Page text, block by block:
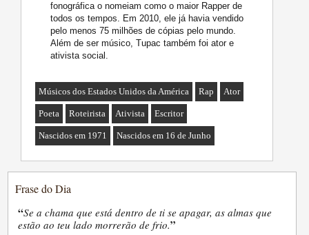
fonográfica o nomeiam como o maior Rapper de
todos os tempos. Em 2010, ele já havia vendido
pelo menos 75 milhões de cópias pelo mundo.
Além de ser músico, Tupac também foi ator e
ativista social.
Músicos dos Estados Unidos da América Rap Ator
Poeta Roteirista Ativista Escritor
Nascidos em 1971 Nascidos em 16 de Junho
Frase do Dia
“Se a chama que está dentro de ti se apagar, as almas que
estão ao teu lado morrerão de frio.”